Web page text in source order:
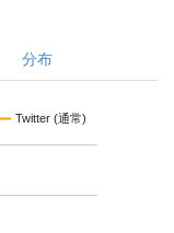
分布
Twitter (通常)